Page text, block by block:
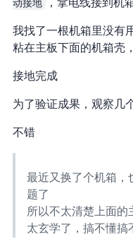
动接地
，拿电线接到机
我找了一根机箱里没有
粘在主板下面的机箱壳
接地完成
为了验证成果，观察几
不错
最近又换了个机箱，
题了
所以不太清楚上面的
太玄学了，搞不懂搞